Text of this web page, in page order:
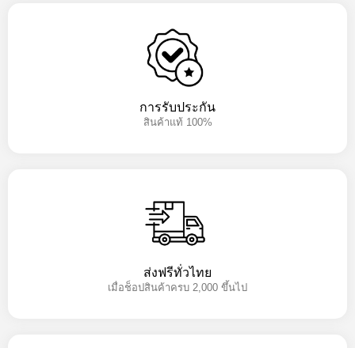
การรับประกัน
สินค้าแท้ 100%
ส่งฟรีทั่วไทย
เมื่อช็อปสินค้าครบ 2,000 ขึ้นไป